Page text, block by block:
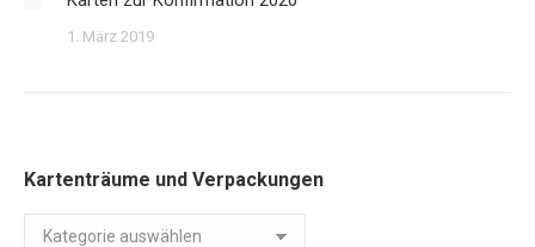
1. März 2019
Kartenträume und Verpackungen
Kartenträume